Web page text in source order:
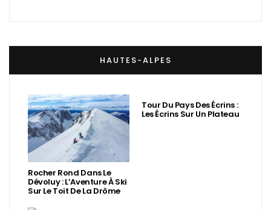
HAUTES-ALPES
Rocher Rond Dans Le
Dévoluy : L’Aventure À Ski
Sur Le Toit De La Drôme
Tour Du Pays Des Écrins :
Les Écrins Sur Un Plateau